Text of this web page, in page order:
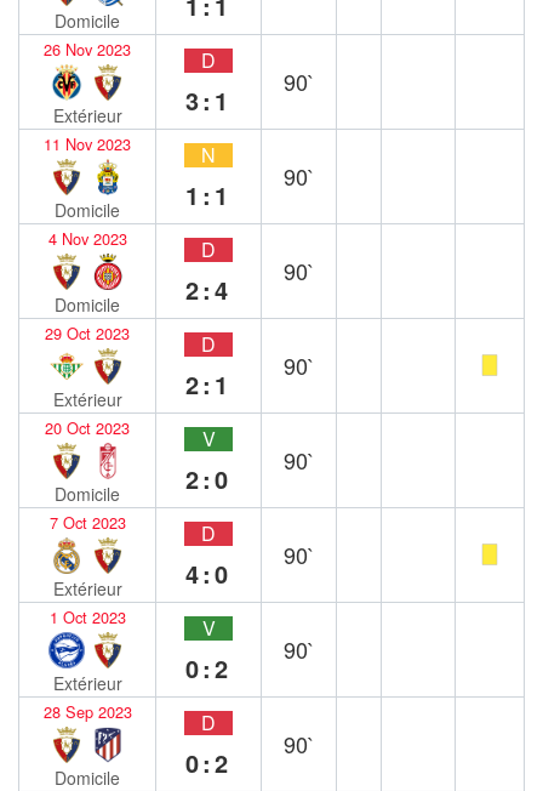
Domicile
26 Nov 2023
Extérieur
D
3:1
90`
11 Nov 2023
Domicile
N
1:1
90`
4 Nov 2023
Domicile
D
2:4
90`
29 Oct 2023
Extérieur
D
2:1
90`
20 Oct 2023
Domicile
V
2:0
90`
7 Oct 2023
Extérieur
D
4:0
90`
1 Oct 2023
Extérieur
V
0:2
90`
28 Sep 2023
Domicile
D
0:2
90`